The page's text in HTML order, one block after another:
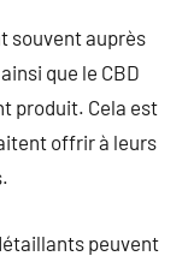
souvent auprès
que le CBD
produit. Cela est
offrir à leurs
peuvent